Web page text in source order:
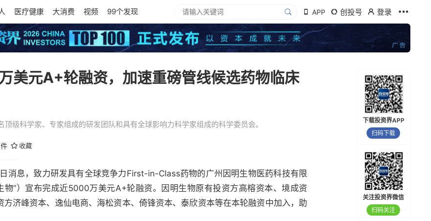
医疗健康 大消费 视频 99个发现 APP 创投号 登录
美元A+轮融资，加速重磅管线候选药物临床
级科学家、专家组成的研发团队和具有全球影响力科学家组成的科学委员会。
收藏
消息，致力研发具有全球竞争力First-in-Class药物的广州因明生物医药科技有限
物”）宣布完成近5000万美元A+轮融资。因明生物原有投资方高榕资本、境成资
方济峰资本、逸仙电商、海松资本、倚锋资本、泰欣资本等在本轮融资中加入，助
下载投资界APP
扫码下载
关注投资界微信
扫码关注